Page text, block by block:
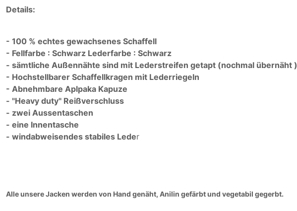
Details:
- 100 % echtes gewachsenes Schaffell
- Fellfarbe : Schwarz Lederfarbe : Schwarz
- sämtliche Außennähte sind mit Lederstreifen getapt (nochmal übernäht )
- Hochstellbarer Schaffellkragen mit Lederriegeln
- Abnehmbare Aplpaka Kapuze
- "Heavy duty" Reißverschluss
- zwei Aussentaschen
- eine Innentasche
- windabweisendes stabiles Leder
Alle unsere Jacken werden von Hand genäht, Anilin gefärbt und vegetabil gegerbt.